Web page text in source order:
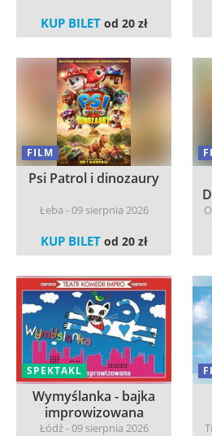
KUP BILET od 20 zł
FILM
Psi Patrol i dinozaury
Łeba - 09 sierpnia 2026
KUP BILET od 20 zł
SPEKTAKL
Wymyślanka - bajka
improwizowana
Łódź - 09 sierpnia 2026